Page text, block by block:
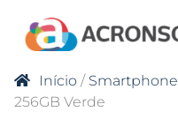
Início / Smartphone
256GB Verde